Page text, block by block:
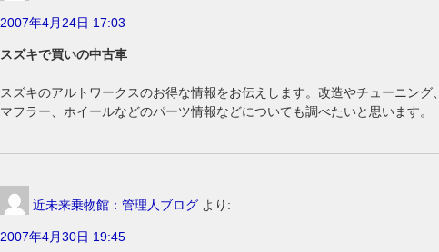
2007年4月24日 17:03
スズキで買いの中古車
スズキのアルトワークスのお得な情報をお伝えします。改造やチューニング、
マフラー、ホイールなどのパーツ情報などについても調べたいと思います。
近未来乗物館：管理人ブログ より:
2007年4月30日 19:45